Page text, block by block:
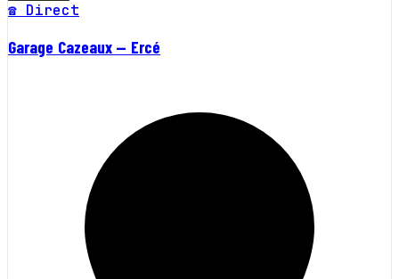
☎ Direct
Garage Cazeaux — Ercé